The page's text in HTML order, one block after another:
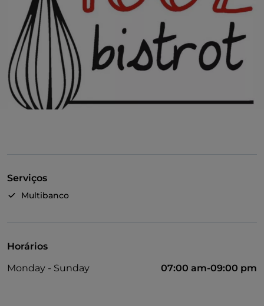
Serviços
Multibanco
Horários
Monday - Sunday
07:00 am-09:00 pm